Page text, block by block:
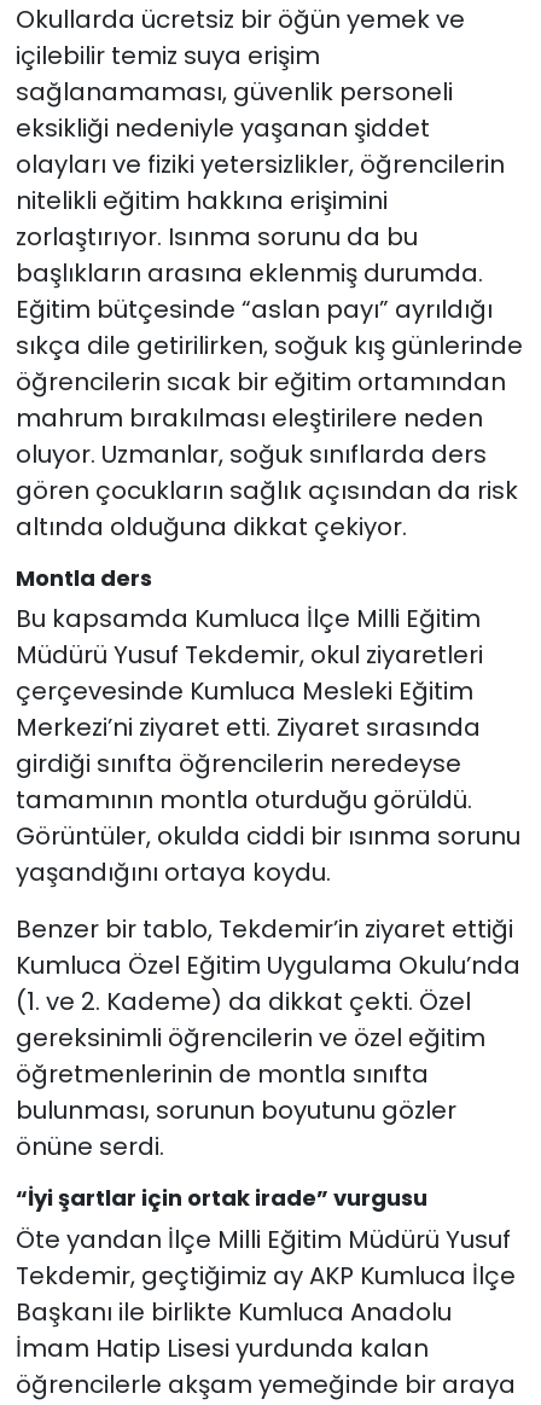
Okullarda ücretsiz bir öğün yemek ve
içilebilir temiz suya erişim
sağlanamaması, güvenlik personeli
eksikliği nedeniyle yaşanan şiddet
olayları ve fiziki yetersizlikler, öğrencilerin
nitelikli eğitim hakkına erişimini
zorlaştırıyor. Isınma sorunu da bu
başlıkların arasına eklenmiş durumda.
Eğitim bütçesinde “aslan payı” ayrıldığı
sıkça dile getirilirken, soğuk kış günlerinde
öğrencilerin sıcak bir eğitim ortamından
mahrum bırakılması eleştirilere neden
oluyor. Uzmanlar, soğuk sınıflarda ders
gören çocukların sağlık açısından da risk
altında olduğuna dikkat çekiyor.
Montla ders
Bu kapsamda Kumluca İlçe Milli Eğitim
Müdürü Yusuf Tekdemir, okul ziyaretleri
çerçevesinde Kumluca Mesleki Eğitim
Merkezi’ni ziyaret etti. Ziyaret sırasında
girdiği sınıfta öğrencilerin neredeyse
tamamının montla oturduğu görüldü.
Görüntüler, okulda ciddi bir ısınma sorunu
yaşandığını ortaya koydu.
Benzer bir tablo, Tekdemir’in ziyaret ettiği
Kumluca Özel Eğitim Uygulama Okulu’nda
(1. ve 2. Kademe) da dikkat çekti. Özel
gereksinimli öğrencilerin ve özel eğitim
öğretmenlerinin de montla sınıfta
bulunması, sorunun boyutunu gözler
önüne serdi.
“İyi şartlar için ortak irade” vurgusu
Öte yandan İlçe Milli Eğitim Müdürü Yusuf
Tekdemir, geçtiğimiz ay AKP Kumluca İlçe
Başkanı ile birlikte Kumluca Anadolu
İmam Hatip Lisesi yurdunda kalan
öğrencilerle akşam yemeğinde bir araya